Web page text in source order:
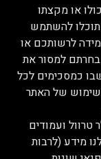
או מקצתו
תוכלו להשתמש
לרשותכם או
בחרתם למסור את
כמסכימים לכל
של האתר
טרוול ועמודים
מידע (לרבות